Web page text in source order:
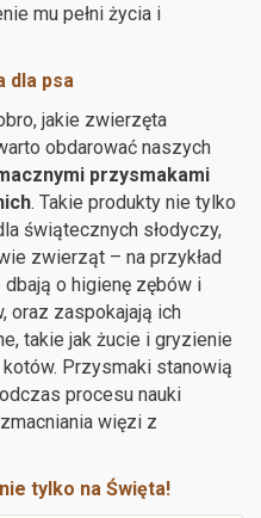
mu pełni życia i
dla psa
jakie zwierzęta
obdarować naszych
przysmakami
. Takie produkty nie tylko
świątecznych słodyczy,
zwierząt – na przykład
o higienę zębów i
oraz zaspokajają ich
takie jak żucie i gryzienie
Przysmaki stanowią
procesu nauki
więzi z
tylko na Święta!